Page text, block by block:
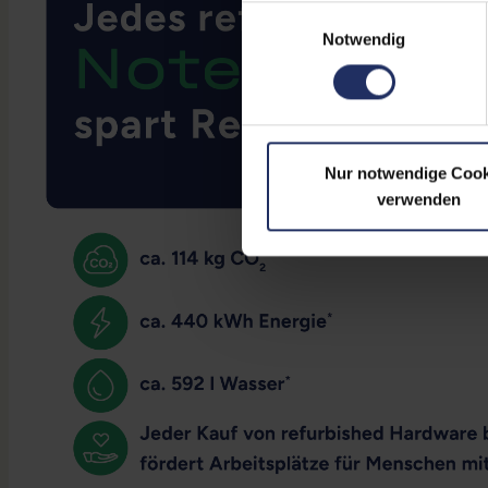
Einwilligungsauswahl
Notwendig
Nur notwendige
verwenden